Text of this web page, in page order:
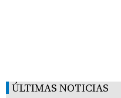
ÚLTIMAS NOTICIAS